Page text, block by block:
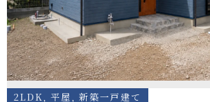
2LDK 平屋 新築一戸建て